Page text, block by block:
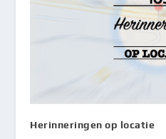
Herinneringen op locatie